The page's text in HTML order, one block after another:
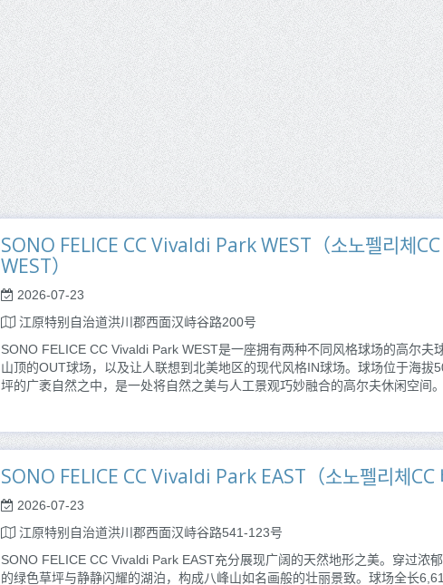
SONO FELICE CC Vivaldi Park WEST（소노펠리체
WEST）
2026-07-23
江原特别自治道洪川郡西面汉峙谷路200号
SONO FELICE CC Vivaldi Park WEST是一座拥有两种不同风格球场的高尔夫
山顶的OUT球场，以及让人联想到北美地区的现代风格IN球场。球场位于海拔
坪的广袤自然之中，是一处将自然之美与人工景观巧妙融合的高尔夫休闲空间。
SONO FELICE CC Vivaldi Park EAST（소노펠리체CC
2026-07-23
江原特别自治道洪川郡西面汉峙谷路541-123号
SONO FELICE CC Vivaldi Park EAST充分展现广阔的天然地形之美。穿过浓
的绿色草坪与静静闪耀的湖泊，构成八峰山如名画般的壮丽景致。球场全长